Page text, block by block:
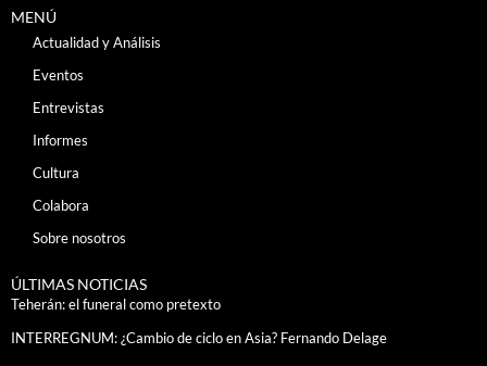
MENÚ
Actualidad y Análisis
Eventos
Entrevistas
Informes
Cultura
Colabora
Sobre nosotros
ÚLTIMAS NOTICIAS
Teherán: el funeral como pretexto
INTERREGNUM: ¿Cambio de ciclo en Asia? Fernando Delage